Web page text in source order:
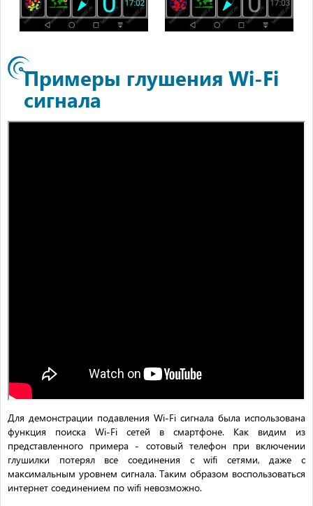
Примеры глушения Wi-Fi
сигнала
Для демонстрации подавления Wi-Fi сигнала была использована
функция поиска Wi-Fi сетей в смартфоне. Как видим из
представленного примера - сотовый телефон при включении
глушилки потерял все соединения с wifi сетями, даже с
максимальным уровнем сигнала. Таким образом воспользоваться
интернет соединением по wifi невозможно.